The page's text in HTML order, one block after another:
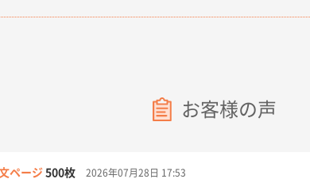
お客様の声
文ページ 500枚 2026年07月28日 17:53